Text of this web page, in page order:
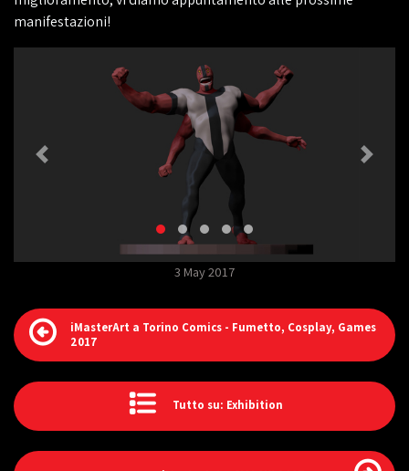
manifestazioni!
3 May 2017
iMasterArt a Torino Comics - Fumetto, Cosplay, Games
2017
Tutto su: Exhibition